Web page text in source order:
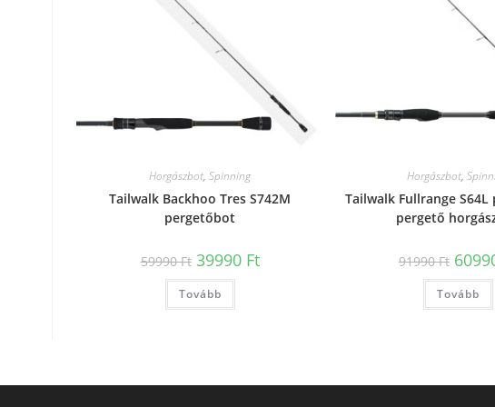
Horgászbot,Spinning
Tailwalk Backhoo Tres S742M
pergetőbot
59990Ft Original
price
was:
59990 Ft.
39990 FtCurrent
price
Tovább
Horgászbot,
Tailwalk Fullrange
pergető
91990Ft price
was:
91990
Tovább